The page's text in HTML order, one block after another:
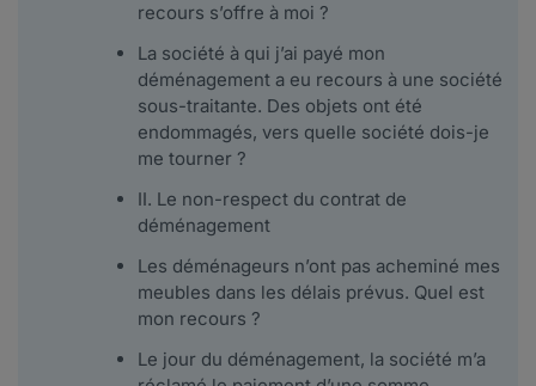
recours s’offre à moi ?
La société à qui j’ai payé mon
déménagement a eu recours à une société
sous-traitante. Des objets ont été
endommagés, vers quelle société dois-je
me tourner ?
II. Le non-respect du contrat de
déménagement
Les déménageurs n’ont pas acheminé mes
meubles dans les délais prévus. Quel est
mon recours ?
Le jour du déménagement, la société m’a